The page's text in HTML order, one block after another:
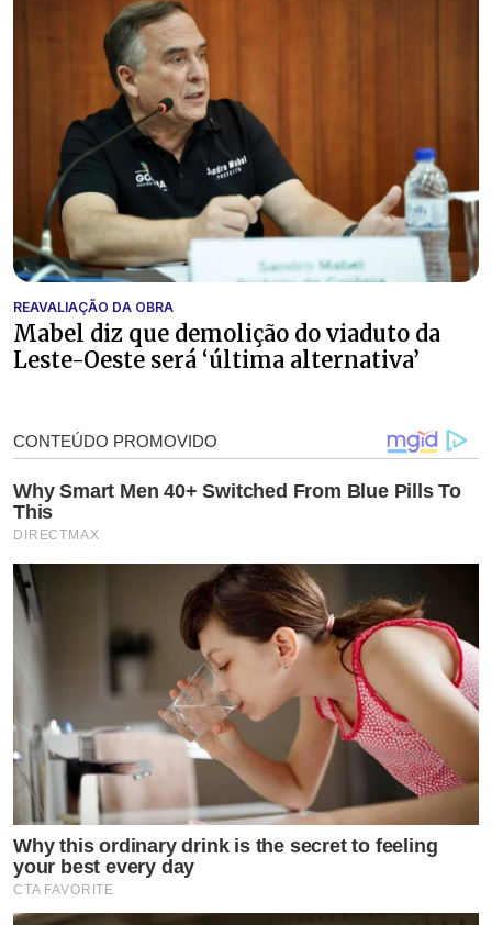
REAVALIAÇÃO DA OBRA
Mabel diz que demolição do viaduto da
Leste-Oeste será ‘última alternativa’